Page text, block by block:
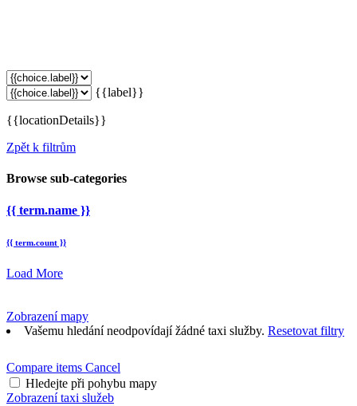
{{label}}
{{locationDetails}}
Zpět k filtrům
Browse sub-categories
{{ term.name }}
{{ term.count }}
Load More
Zobrazení mapy
Vašemu hledání neodpovídají žádné taxi služby. Resetovat filtry
Compare items Cancel
Hledejte při pohybu mapy
Zobrazení taxi služeb